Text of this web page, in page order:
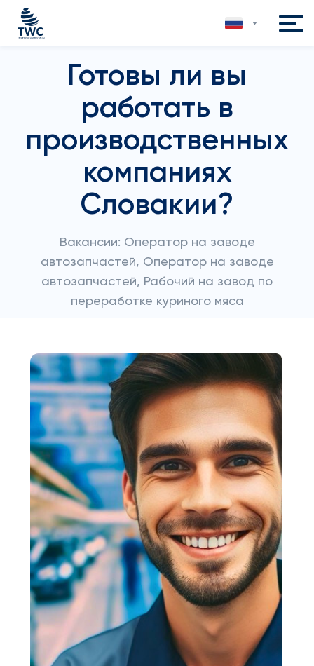
Готовы ли вы
работать в
производственных
компаниях
Словакии?
Вакансии: Оператор на заводе
автозапчастей, Оператор на заводе
автозапчастей, Рабочий на завод по
переработке куриного мяса